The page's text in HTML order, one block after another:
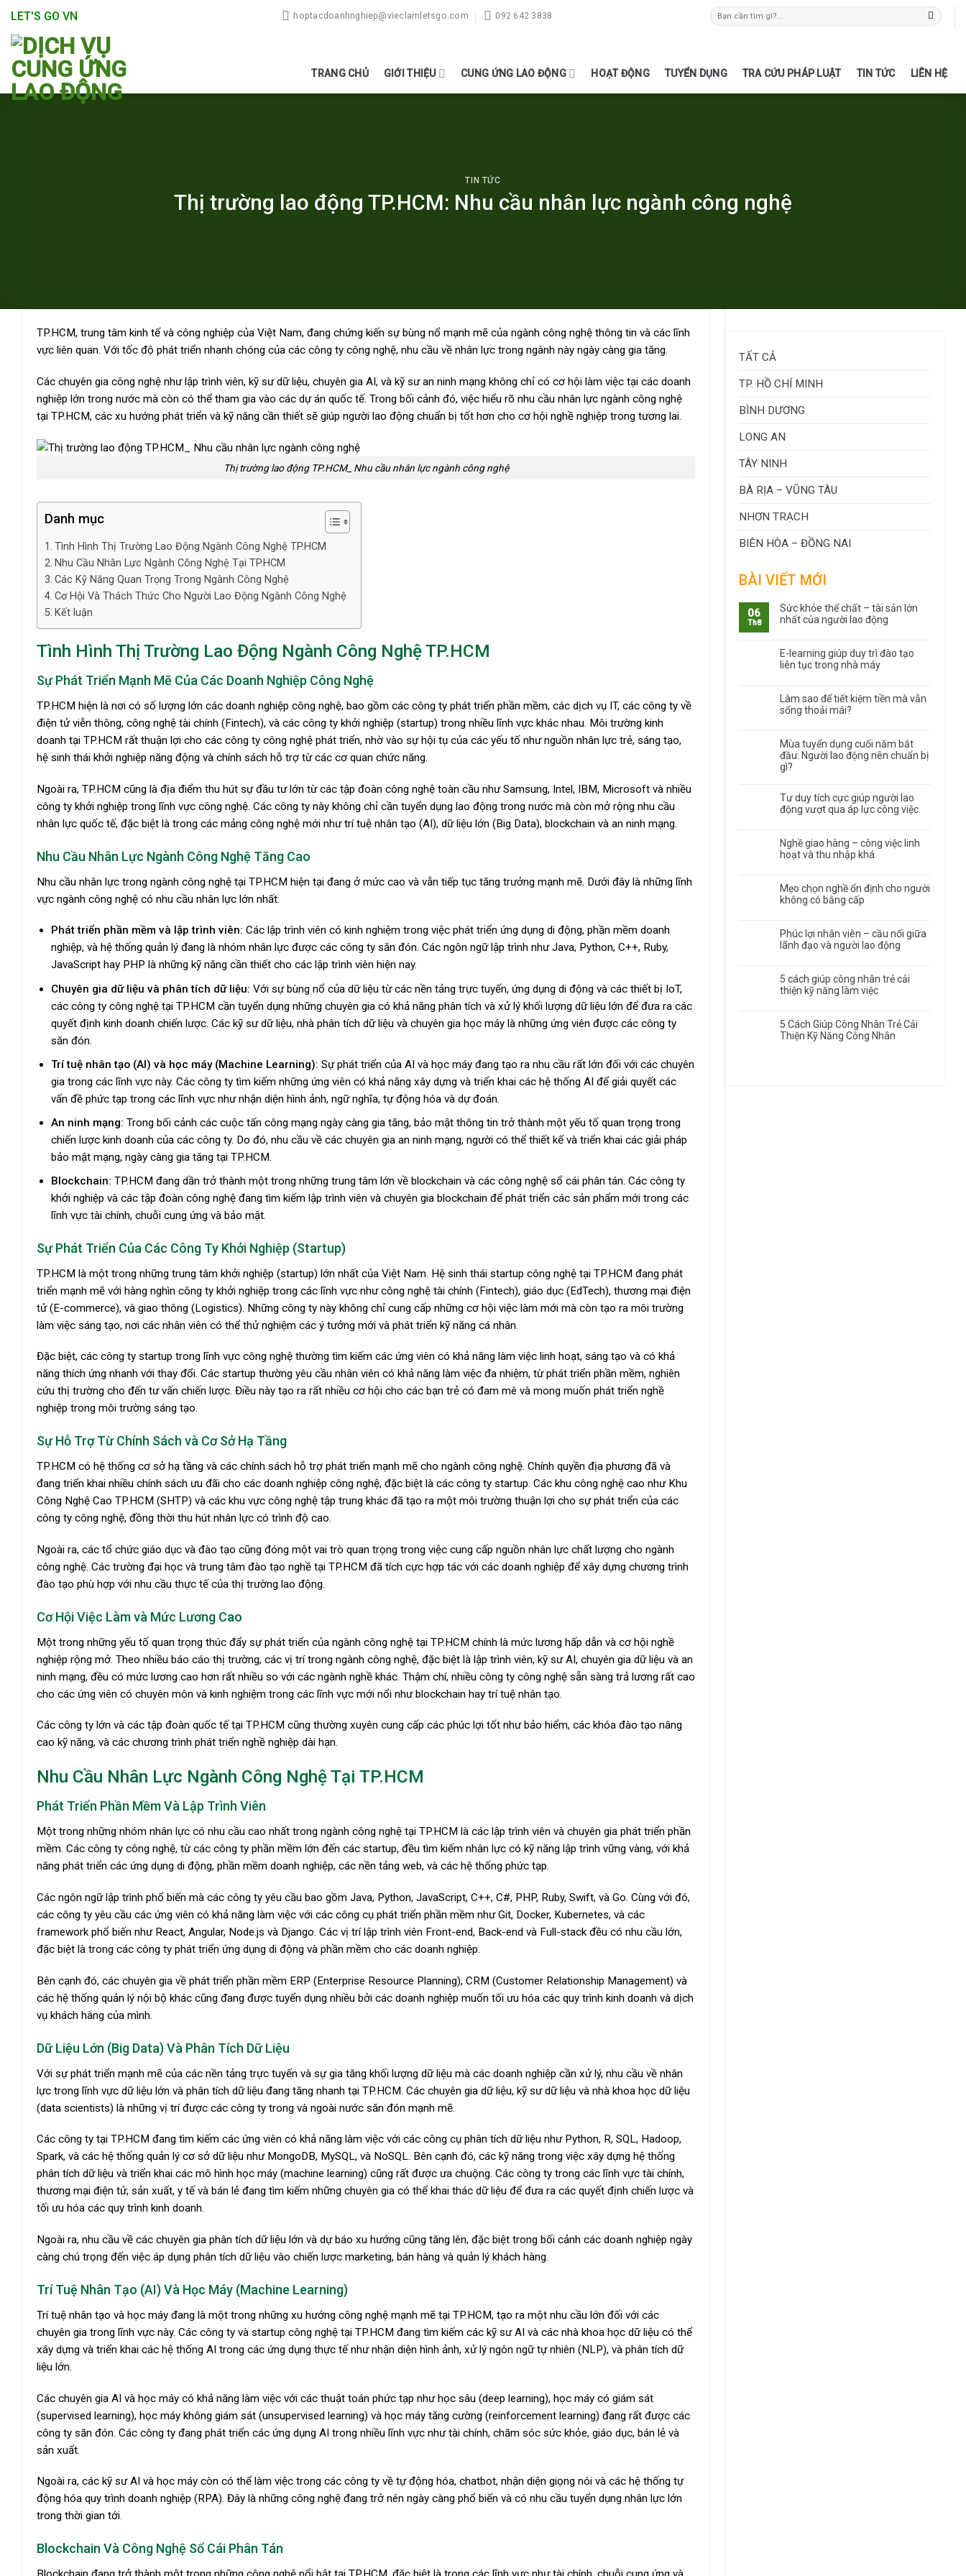
content
LET'S GO VN hoptacdoanhnghiep@vieclamletsgo.com 092 642 3838
TRANG CHỦ GIỚI THIỆU CUNG ỨNG LAO ĐỘNG HOẠT ĐỘNG TUYỂN DỤNG TRA CỨU PHÁP LUẬT TIN TỨC LIÊN HỆ
TIN TỨC
Thị trường lao động TP.HCM: Nhu cầu nhân lực ngành công nghệ
TP.HCM, trung tâm kinh tế và công nghiệp của Việt Nam, đang chứng kiến sự bùng nổ mạnh mẽ của ngành công nghệ thông tin và các lĩnh
vực liên quan. Với tốc độ phát triển nhanh chóng của các công ty công nghệ, nhu cầu về nhân lực trong ngành này ngày càng gia tăng.
Các chuyên gia công nghệ như lập trình viên, kỹ sư dữ liệu, chuyên gia AI, và kỹ sư an ninh mạng không chỉ có cơ hội làm việc tại các doanh
nghiệp lớn trong nước mà còn có thể tham gia vào các dự án quốc tế. Trong bối cảnh đó, việc hiểu rõ nhu cầu nhân lực ngành công nghệ
tại TP.HCM, các xu hướng phát triển và kỹ năng cần thiết sẽ giúp người lao động chuẩn bị tốt hơn cho cơ hội nghề nghiệp trong tương lai.
Thị trường lao động TP.HCM_ Nhu cầu nhân lực ngành công nghệ
Danh mục
Tình Hình Thị Trường Lao Động Ngành Công Nghệ TP.HCM
Nhu Cầu Nhân Lực Ngành Công Nghệ Tại TP.HCM
Các Kỹ Năng Quan Trọng Trong Ngành Công Nghệ
Cơ Hội Và Thách Thức Cho Người Lao Động Ngành Công Nghệ
Kết luận
Tình Hình Thị Trường Lao Động Ngành Công Nghệ TP.HCM
Sự Phát Triển Mạnh Mẽ Của Các Doanh Nghiệp Công Nghệ
TP.HCM hiện là nơi có số lượng lớn các doanh nghiệp công nghệ, bao gồm các công ty phát triển phần mềm, các dịch vụ IT, các công ty về
điện tử viễn thông, công nghệ tài chính (Fintech), và các công ty khởi nghiệp (startup) trong nhiều lĩnh vực khác nhau. Môi trường kinh
doanh tại TP.HCM rất thuận lợi cho các công ty công nghệ phát triển, nhờ vào sự hội tụ của các yếu tố như nguồn nhân lực trẻ, sáng tạo,
hệ sinh thái khởi nghiệp năng động và chính sách hỗ trợ từ các cơ quan chức năng.
Ngoài ra, TP.HCM cũng là địa điểm thu hút sự đầu tư lớn từ các tập đoàn công nghệ toàn cầu như Samsung, Intel, IBM, Microsoft và nhiều
công ty khởi nghiệp trong lĩnh vực công nghệ. Các công ty này không chỉ cần tuyển dụng lao động trong nước mà còn mở rộng nhu cầu
nhân lực quốc tế, đặc biệt là trong các mảng công nghệ mới như trí tuệ nhân tạo (AI), dữ liệu lớn (Big Data), blockchain và an ninh mạng.
Nhu Cầu Nhân Lực Ngành Công Nghệ Tăng Cao
Nhu cầu nhân lực trong ngành công nghệ tại TP.HCM hiện tại đang ở mức cao và vẫn tiếp tục tăng trưởng mạnh mẽ. Dưới đây là những lĩnh
vực ngành công nghệ có nhu cầu nhân lực lớn nhất:
Phát triển phần mềm và lập trình viên: Các lập trình viên có kinh nghiệm trong việc phát triển ứng dụng di động, phần mềm doanh
nghiệp, và hệ thống quản lý đang là nhóm nhân lực được các công ty săn đón. Các ngôn ngữ lập trình như Java, Python, C++, Ruby,
JavaScript hay PHP là những kỹ năng cần thiết cho các lập trình viên hiện nay.
Chuyên gia dữ liệu và phân tích dữ liệu: Với sự bùng nổ của dữ liệu từ các nền tảng trực tuyến, ứng dụng di động và các thiết bị IoT,
các công ty công nghệ tại TP.HCM cần tuyển dụng những chuyên gia có khả năng phân tích và xử lý khối lượng dữ liệu lớn để đưa ra các
quyết định kinh doanh chiến lược. Các kỹ sư dữ liệu, nhà phân tích dữ liệu và chuyên gia học máy là những ứng viên được các công ty
săn đón.
Trí tuệ nhân tạo (AI) và học máy (Machine Learning): Sự phát triển của AI và học máy đang tạo ra nhu cầu rất lớn đối với các chuyên
gia trong các lĩnh vực này. Các công ty tìm kiếm những ứng viên có khả năng xây dựng và triển khai các hệ thống AI để giải quyết các
vấn đề phức tạp trong các lĩnh vực như nhận diện hình ảnh, ngữ nghĩa, tự động hóa và dự đoán.
An ninh mạng: Trong bối cảnh các cuộc tấn công mạng ngày càng gia tăng, bảo mật thông tin trở thành một yếu tố quan trọng trong
chiến lược kinh doanh của các công ty. Do đó, nhu cầu về các chuyên gia an ninh mạng, người có thể thiết kế và triển khai các giải pháp
bảo mật mạng, ngày càng gia tăng tại TP.HCM.
Blockchain: TP.HCM đang dần trở thành một trong những trung tâm lớn về blockchain và các công nghệ sổ cái phân tán. Các công ty
khởi nghiệp và các tập đoàn công nghệ đang tìm kiếm lập trình viên và chuyên gia blockchain để phát triển các sản phẩm mới trong các
lĩnh vực tài chính, chuỗi cung ứng và bảo mật.
Sự Phát Triển Của Các Công Ty Khởi Nghiệp (Startup)
TP.HCM là một trong những trung tâm khởi nghiệp (startup) lớn nhất của Việt Nam. Hệ sinh thái startup công nghệ tại TP.HCM đang phát
triển mạnh mẽ với hàng nghìn công ty khởi nghiệp trong các lĩnh vực như công nghệ tài chính (Fintech), giáo dục (EdTech), thương mại điện
tử (E-commerce), và giao thông (Logistics). Những công ty này không chỉ cung cấp những cơ hội việc làm mới mà còn tạo ra môi trường
làm việc sáng tạo, nơi các nhân viên có thể thử nghiệm các ý tưởng mới và phát triển kỹ năng cá nhân.
Đặc biệt, các công ty startup trong lĩnh vực công nghệ thường tìm kiếm các ứng viên có khả năng làm việc linh hoạt, sáng tạo và có khả
năng thích ứng nhanh với thay đổi. Các startup thường yêu cầu nhân viên có khả năng làm việc đa nhiệm, từ phát triển phần mềm, nghiên
cứu thị trường cho đến tư vấn chiến lược. Điều này tạo ra rất nhiều cơ hội cho các bạn trẻ có đam mê và mong muốn phát triển nghề
nghiệp trong môi trường sáng tạo.
Sự Hỗ Trợ Từ Chính Sách và Cơ Sở Hạ Tầng
TP.HCM có hệ thống cơ sở hạ tầng và các chính sách hỗ trợ phát triển mạnh mẽ cho ngành công nghệ. Chính quyền địa phương đã và
đang triển khai nhiều chính sách ưu đãi cho các doanh nghiệp công nghệ, đặc biệt là các công ty startup. Các khu công nghệ cao như Khu
Công Nghệ Cao TP.HCM (SHTP) và các khu vực công nghệ tập trung khác đã tạo ra một môi trường thuận lợi cho sự phát triển của các
công ty công nghệ, đồng thời thu hút nhân lực có trình độ cao.
Ngoài ra, các tổ chức giáo dục và đào tạo cũng đóng một vai trò quan trọng trong việc cung cấp nguồn nhân lực chất lượng cho ngành
công nghệ. Các trường đại học và trung tâm đào tạo nghề tại TP.HCM đã tích cực hợp tác với các doanh nghiệp để xây dựng chương trình
đào tạo phù hợp với nhu cầu thực tế của thị trường lao động.
Cơ Hội Việc Làm và Mức Lương Cao
Một trong những yếu tố quan trọng thúc đẩy sự phát triển của ngành công nghệ tại TP.HCM chính là mức lương hấp dẫn và cơ hội nghề
nghiệp rộng mở. Theo nhiều báo cáo thị trường, các vị trí trong ngành công nghệ, đặc biệt là lập trình viên, kỹ sư AI, chuyên gia dữ liệu và an
ninh mạng, đều có mức lương cao hơn rất nhiều so với các ngành nghề khác. Thậm chí, nhiều công ty công nghệ sẵn sàng trả lương rất cao
cho các ứng viên có chuyên môn và kinh nghiệm trong các lĩnh vực mới nổi như blockchain hay trí tuệ nhân tạo.
Các công ty lớn và các tập đoàn quốc tế tại TP.HCM cũng thường xuyên cung cấp các phúc lợi tốt như bảo hiểm, các khóa đào tạo nâng
cao kỹ năng, và các chương trình phát triển nghề nghiệp dài hạn.
Nhu Cầu Nhân Lực Ngành Công Nghệ Tại TP.HCM
Phát Triển Phần Mềm Và Lập Trình Viên
Một trong những nhóm nhân lực có nhu cầu cao nhất trong ngành công nghệ tại TP.HCM là các lập trình viên và chuyên gia phát triển phần
mềm. Các công ty công nghệ, từ các công ty phần mềm lớn đến các startup, đều tìm kiếm nhân lực có kỹ năng lập trình vững vàng, với khả
năng phát triển các ứng dụng di động, phần mềm doanh nghiệp, các nền tảng web, và các hệ thống phức tạp.
Các ngôn ngữ lập trình phổ biến mà các công ty yêu cầu bao gồm Java, Python, JavaScript, C++, C#, PHP, Ruby, Swift, và Go. Cùng với đó,
các công ty yêu cầu các ứng viên có khả năng làm việc với các công cụ phát triển phần mềm như Git, Docker, Kubernetes, và các
framework phổ biến như React, Angular, Node.js và Django. Các vị trí lập trình viên Front-end, Back-end và Full-stack đều có nhu cầu lớn,
đặc biệt là trong các công ty phát triển ứng dụng di động và phần mềm cho các doanh nghiệp.
Bên cạnh đó, các chuyên gia về phát triển phần mềm ERP (Enterprise Resource Planning), CRM (Customer Relationship Management) và
các hệ thống quản lý nội bộ khác cũng đang được tuyển dụng nhiều bởi các doanh nghiệp muốn tối ưu hóa các quy trình kinh doanh và dịch
vụ khách hàng của mình.
Dữ Liệu Lớn (Big Data) Và Phân Tích Dữ Liệu
Với sự phát triển mạnh mẽ của các nền tảng trực tuyến và sự gia tăng khối lượng dữ liệu mà các doanh nghiệp cần xử lý, nhu cầu về nhân
lực trong lĩnh vực dữ liệu lớn và phân tích dữ liệu đang tăng nhanh tại TP.HCM. Các chuyên gia dữ liệu, kỹ sư dữ liệu và nhà khoa học dữ liệu
(data scientists) là những vị trí được các công ty trong và ngoài nước săn đón mạnh mẽ.
Các công ty tại TP.HCM đang tìm kiếm các ứng viên có khả năng làm việc với các công cụ phân tích dữ liệu như Python, R, SQL, Hadoop,
Spark, và các hệ thống quản lý cơ sở dữ liệu như MongoDB, MySQL, và NoSQL. Bên cạnh đó, các kỹ năng trong việc xây dựng hệ thống
phân tích dữ liệu và triển khai các mô hình học máy (machine learning) cũng rất được ưa chuộng. Các công ty trong các lĩnh vực tài chính,
thương mại điện tử, sản xuất, y tế và bán lẻ đang tìm kiếm những chuyên gia có thể khai thác dữ liệu để đưa ra các quyết định chiến lược và
tối ưu hóa các quy trình kinh doanh.
Ngoài ra, nhu cầu về các chuyên gia phân tích dữ liệu lớn và dự báo xu hướng cũng tăng lên, đặc biệt trong bối cảnh các doanh nghiệp ngày
càng chú trọng đến việc áp dụng phân tích dữ liệu vào chiến lược marketing, bán hàng và quản lý khách hàng.
Trí Tuệ Nhân Tạo (AI) Và Học Máy (Machine Learning)
Trí tuệ nhân tạo và học máy đang là một trong những xu hướng công nghệ mạnh mẽ tại TP.HCM, tạo ra một nhu cầu lớn đối với các
chuyên gia trong lĩnh vực này. Các công ty và startup công nghệ tại TP.HCM đang tìm kiếm các kỹ sư AI và các nhà khoa học dữ liệu có thể
xây dựng và triển khai các hệ thống AI trong các ứng dụng thực tế như nhận diện hình ảnh, xử lý ngôn ngữ tự nhiên (NLP), và phân tích dữ
liệu lớn.
Các chuyên gia AI và học máy có khả năng làm việc với các thuật toán phức tạp như học sâu (deep learning), học máy có giám sát
(supervised learning), học máy không giám sát (unsupervised learning) và học máy tăng cường (reinforcement learning) đang rất được các
công ty săn đón. Các công ty đang phát triển các ứng dụng AI trong nhiều lĩnh vực như tài chính, chăm sóc sức khỏe, giáo dục, bán lẻ và
sản xuất.
Ngoài ra, các kỹ sư AI và học máy còn có thể làm việc trong các công ty về tự động hóa, chatbot, nhận diện giọng nói và các hệ thống tự
động hóa quy trình doanh nghiệp (RPA). Đây là những công nghệ đang trở nên ngày càng phổ biến và có nhu cầu tuyển dụng nhân lực lớn
trong thời gian tới.
Blockchain Và Công Nghệ Sổ Cái Phân Tán
TẤT CẢ
TP. HỒ CHÍ MINH
BÌNH DƯƠNG
LONG AN
TÂY NINH
BÀ RỊA – VŨNG TÀU
NHƠN TRẠCH
BIÊN HÒA – ĐỒNG NAI
BÀI VIẾT MỚI
06
Th8
Sức khỏe thể chất – tài sản lớn
nhất của người lao động
E-learning giúp duy trì đào tạo
liên tục trong nhà máy
Làm sao để tiết kiệm tiền mà vẫn
sống thoải mái?
Mùa tuyển dụng cuối năm bắt
đầu: Người lao động nên chuẩn bị
gì?
Tư duy tích cực giúp người lao
động vượt qua áp lực công việc
Nghề giao hàng – công việc linh
hoạt và thu nhập khá
Mẹo chọn nghề ổn định cho người
không có bằng cấp
Phúc lợi nhân viên – cầu nối giữa
lãnh đạo và người lao động
5 cách giúp công nhân trẻ cải
thiện kỹ năng làm việc
5 Cách Giúp Công Nhân Trẻ Cải
Thiện Kỹ Năng Công Nhân